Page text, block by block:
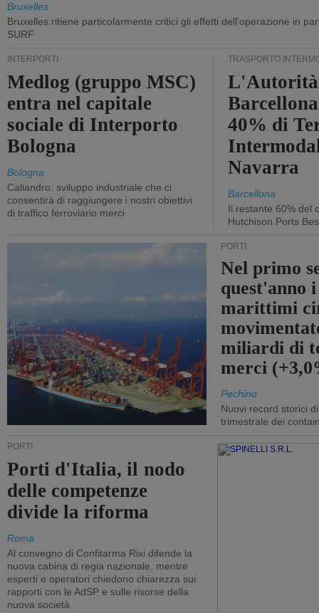
Bruxelles
Bruxelles ritiene particolarmente critici gli effetti dell'operazione in
SURF
INTERPORTI
Medlog (gruppo MSC)
entra nel capitale
sociale di Interporto
Bologna
Bologna
Caliandro: sviluppo industriale che ci
consentirà di raggiungere i nostri obiettivi
di traffico ferroviario merci
TRASPORTO
40% di
Navarra
Barcellona
Il restante 60% del
Hutchison Ports
PORTI
Nel primo
quest'anno
marittimi
miliardi di
merci
Pechino
Nuovi record storici
trimestrale dei
PORTI
Porti d'Italia, il nodo
delle competenze
divide la riforma
Roma
Al convegno di Confitarma Rixi difende la
nuova cabina di regia nazionale, mentre
esperti e operatori chiedono chiarezza sui
rapporti con le AdSP e sulle risorse della
nuova società